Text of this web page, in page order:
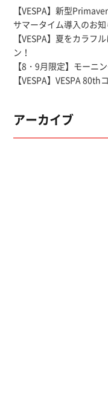
【VESPA】新型
サマータイム導入のお知
【VESPA】夏をカラフ
ン！
【8・9月限定】モーニ
【VESPA】VESPA
アーカイブ